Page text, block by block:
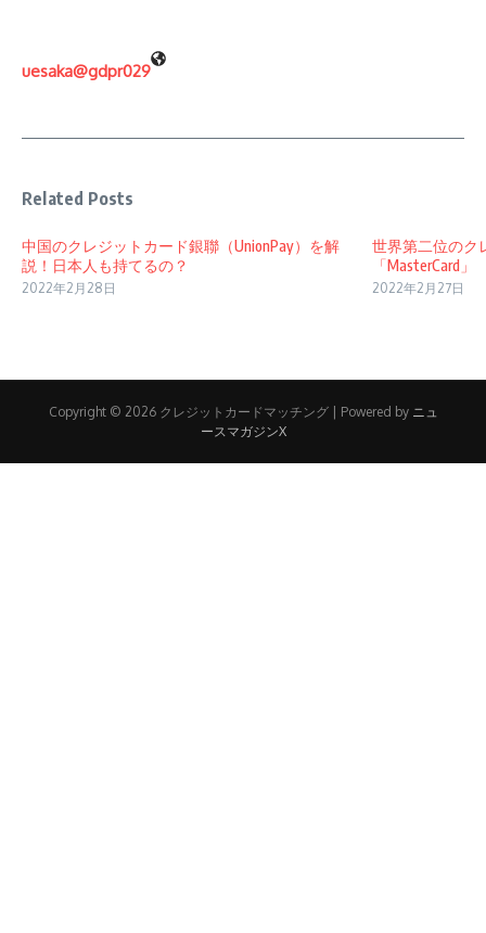
uesaka@gdpr029
Related Posts
中国のクレジットカード銀聯（UnionPay）を解
説！日本人も持てるの？
2022年2月28日
世界第二位のク
「MasterCard」
2022年2月27日
Copyright © 2026 クレジットカードマッチング | Powered by ニュ
ースマガジンX